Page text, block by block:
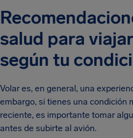
salud para
según tu
Volar es, en general, una
embargo, si tienes una condición
reciente, es importante tomar
antes de subirte al avión.